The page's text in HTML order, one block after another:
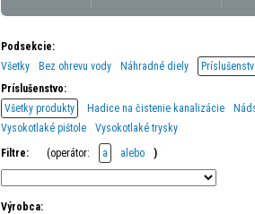
Podsekcie:
Všetky
Bez ohrevu vody Náhradné diely
Príslušenstvo:
Všetky produkty
Hadice na čistenie kanalizácie
Vysokotlaké pištole
Vysokotlaké trysky
Filtre:
(operátor: a alebo )
Výrobca: